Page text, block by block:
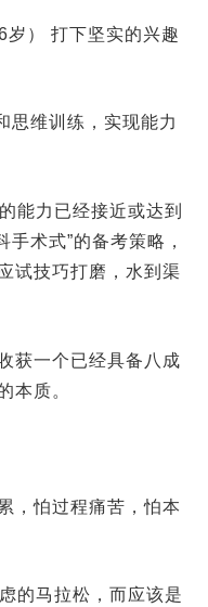
） 打下坚实的兴趣
思维训练，实现能力
能力已经接近或达到
术式”的备考策略，
试技巧打磨，水到渠
获一个已经具备八成
本质。
，怕过程痛苦，怕本
的马拉松，而应该是